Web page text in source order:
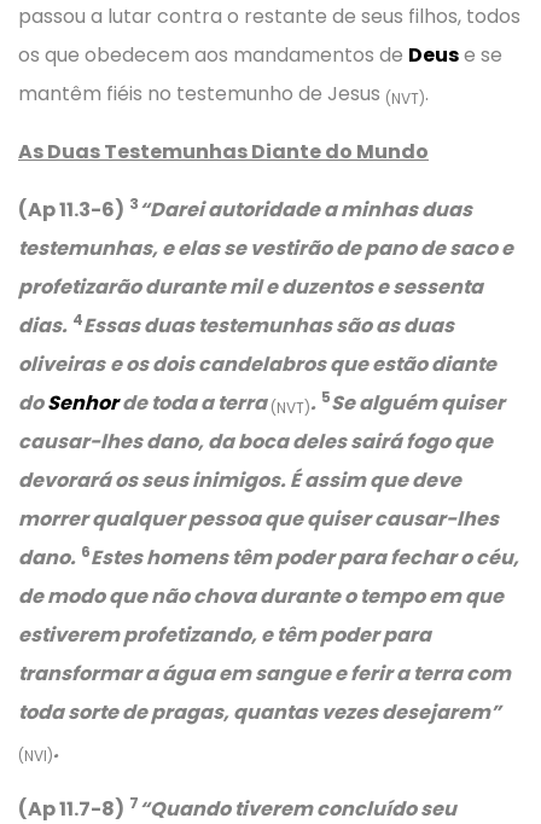
passou a lutar contra o restante de seus filhos, todos
os que obedecem aos mandamentos de Deuse se
mantêm fiéis no testemunho de Jesus (NVT).
As Duas Testemunhas Diante do Mundo
(Ap 11.3-6) 3“Darei autoridade a minhas duas
testemunhas, e elas se vestirão de pano de saco e
profetizarão durante mil e duzentos e sessenta
dias. 4Essas duas testemunhas são as duas
oliveiras e os dois candelabros que estão diante
doSenhorde toda a terra(NVT). 5Se alguém quiser
causar-lhes dano, da boca deles sairá fogo que
devorará os seus inimigos. É assim que deve
morrer qualquer pessoa que quiser causar-lhes
dano. 6Estes homens têm poder para fechar o céu,
de modo que não chova durante o tempo em que
estiverem profetizando, e têm poder para
transformar a água em sangue e ferir a terra com
toda sorte de pragas, quantas vezes desejarem”
(NVI).
(Ap 11.7-8) 7“Quando tiverem concluído seu